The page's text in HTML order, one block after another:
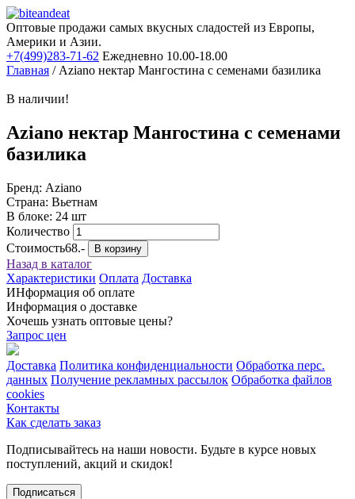
Оптовые продажи самых вкусных сладостей из Европы,
Америки и Азии.
+7(499)283-71-62 Ежедневно 10.00-18.00
Главная / Aziano нектар Мангостина с семенами базилика
В наличии!
Aziano нектар Мангостина с семенами
базилика
Бренд: Aziano
Страна: Вьетнам
В блоке: 24 шт
Количество
Стоимость68.- В корзину
Назад в каталог
Характеристики Оплата Доставка
ИНформация об оплате
Информация о доставке
Хочешь узнать оптовые цены?
Запрос цен
Доставка Политика конфиденциальности Обработка перс.
данных Получение рекламных рассылок Обработка файлов
cookies
Контакты
Как сделать заказ
Подписывайтесь на наши новости. Будьте в курсе новых
поступлений, акций и скидок!
Подписаться